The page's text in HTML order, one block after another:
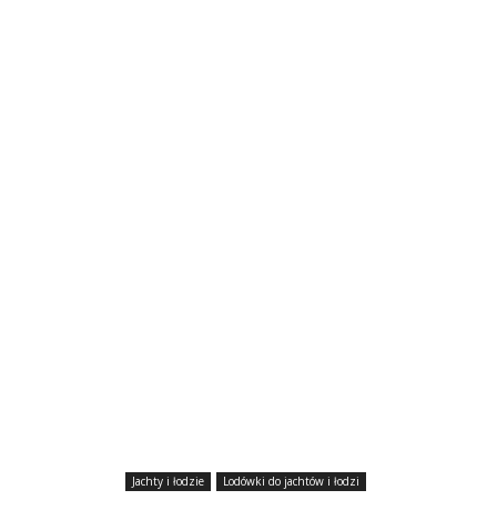
Jachty i łodzie Lodówki do jachtów i łodzi